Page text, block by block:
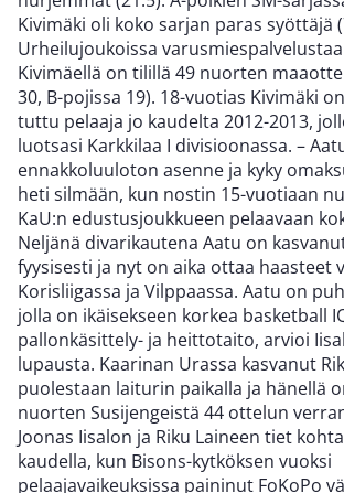
Kivimäki oli koko sarjan paras syöttäjä
Urheilujoukoissa
Kivimäellä on tilillä 49 nuorten
30, B-pojissa 19). 18-vuotias Kivimäki
tuttu pelaaja jo kaudelta 2012-2013,
luotsasi Karkkilaa I divisioonassa. –
ennakkoluuloton asenne ja kyky
heti silmään, kun nostin 15-vuotiaan
KaU:n edustusjoukkueen pelaavaan
Neljänä divarikautena Aatu on
fyysisesti ja nyt on aika ottaa haasteet
Korisliigassa ja Vilppaassa. Aatu on
jolla on ikäisekseen korkea basketball
pallonkäsittely- ja heittotaito, arvioi
lupausta. Kaarinan Urassa kasvanut
puolestaan laiturin paikalla ja hänellä
nuorten Susijengeistä 44 ottelun
Joonas Iisalon ja Riku Laineen tiet
kaudella, kun Bisons-kytköksen vuoksi
pelaajavaikeuksissa paininut FoKoPo